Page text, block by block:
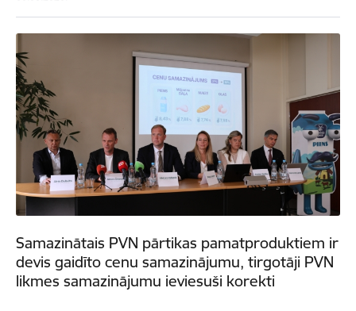
Samazinātais PVN pārtikas pamatproduktiem ir
devis gaidīto cenu samazinājumu, tirgotāji PVN
likmes samazinājumu ieviesuši korekti